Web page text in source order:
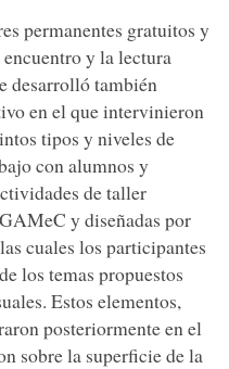
permanentes gratuitos y
y la lectura
desarrolló también
en el que intervinieron
tipos y niveles de
con alumnos y
de taller
y diseñadas por
cuales los participantes
los temas propuestos
Estos elementos,
posteriormente en el
sobre la superficie de la